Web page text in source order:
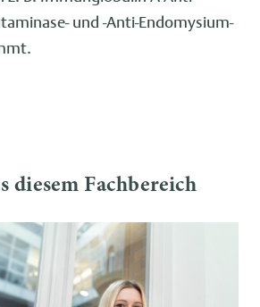
und -Anti-Endomysium-
diesem Fachbereich